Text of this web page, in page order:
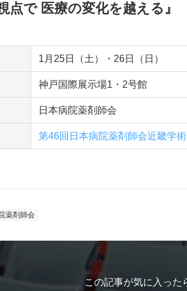
点で 医療の変化を越える』
1月25日（土）・26日（日）
神戸国際展示場1・2号館
日本病院薬剤師会
第46回日本病院薬剤師会近畿学
薬剤師会
この記事が気に入った